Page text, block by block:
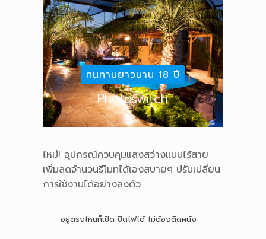
ทนทานยาวนาน 18 ปี
Photoswitch
ไหม่! อุปกรณ์ควบคุมแสงสว่างแบบไร้สาย
เพิ่มลดจำนวนรีโมทได้เองสบายๆ ปรับเปลี่ยน
การใช้งานได้อย่างลงตัว
อยู่ตรงไหนก็เปิด ปิดไฟได้ ไม่ต้องติดผนัง